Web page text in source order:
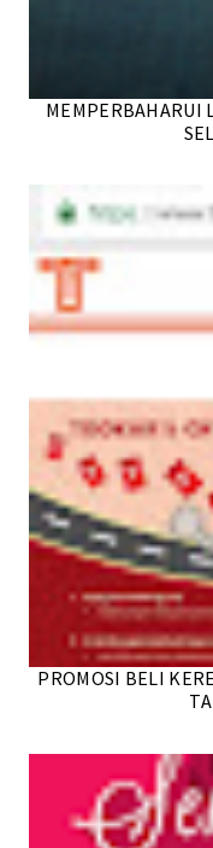
MEMPERBAHARUI
PROMOSI BELI